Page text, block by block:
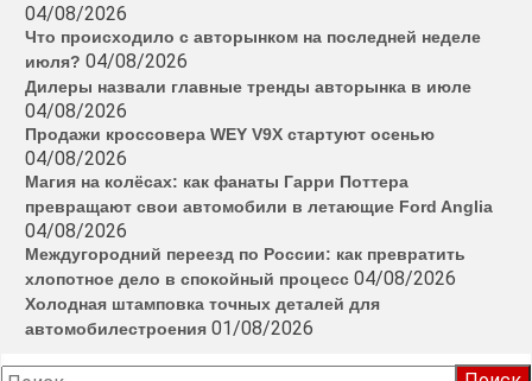
04/08/2026
Что происходило с авторынком на последней неделе
июля? 04/08/2026
Дилеры назвали главные тренды авторынка в июле
04/08/2026
Продажи кроссовера WEY V9X стартуют осенью
04/08/2026
Магия на колёсах: как фанаты Гарри Поттера
превращают свои автомобили в летающие Ford Anglia
04/08/2026
Междугородний переезд по России: как превратить
хлопотное дело в спокойный процесс 04/08/2026
Холодная штамповка точных деталей для
автомобилестроения 01/08/2026
Найти: